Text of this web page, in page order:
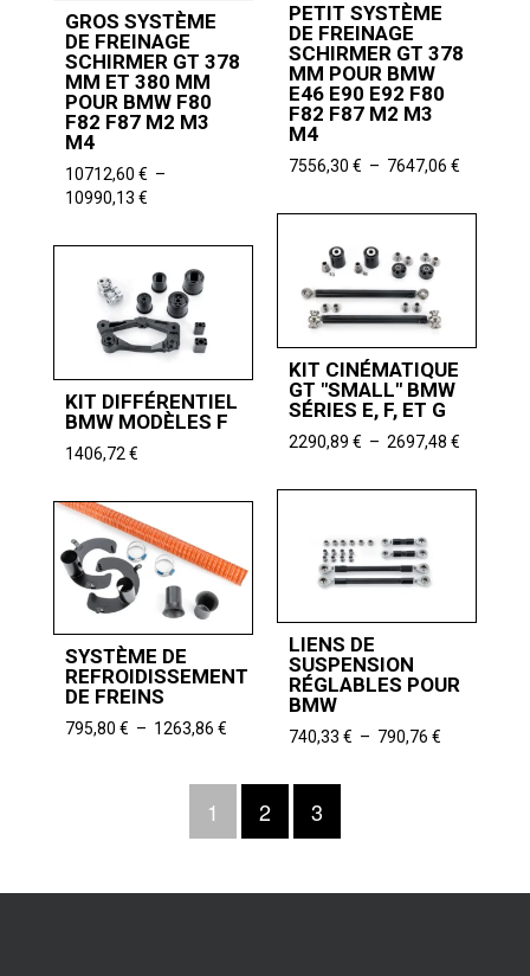
PETIT SYSTÈME
DE FREINAGE
SCHIRMER GT 378
MM POUR BMW
E46 E90 E92 F80
F82 F87 M2 M3
M4
7556,30 € – 7647,06 €Plage
prix :
GROS SYSTÈME
DE FREINAGE
SCHIRMER GT 378
MM ET 380 MM
POUR BMW F80
F82 F87 M2 M3
M4
10712,60 € –
10990,13 €Plage
prix :
10712,60 €
à
10990,13 €
KIT CINÉMATIQUE
GT "SMALL" BMW
SÉRIES E, F, ET G
2290,89 € – 2697,48 €Plage
prix :
KIT DIFFÉRENTIEL
BMW MODÈLES F
1406,72 €
LIENS DE
SUSPENSION
RÉGLABLES POUR
BMW
740,33 € – 790,76 €Plage
SYSTÈME DE
REFROIDISSEMENT
DE FREINS
795,80 € – 1263,86 €Plage
1 2 3